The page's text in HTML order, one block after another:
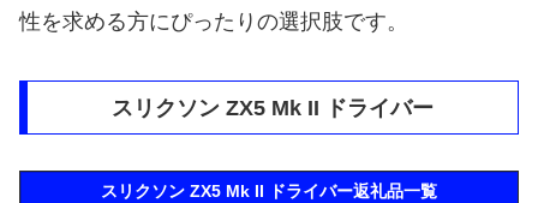
性を求める方にぴったりの選択肢です。
スリクソン ZX5 Mk II ドライバー
スリクソン ZX5 Mk II ドライバー返礼品一覧